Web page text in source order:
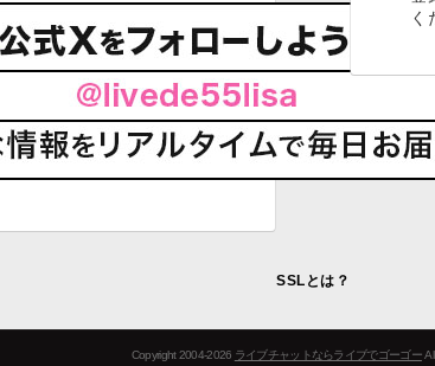
く
SSLとは？
Copyright 2004-2026 ライブチャットならライブでゴーゴー